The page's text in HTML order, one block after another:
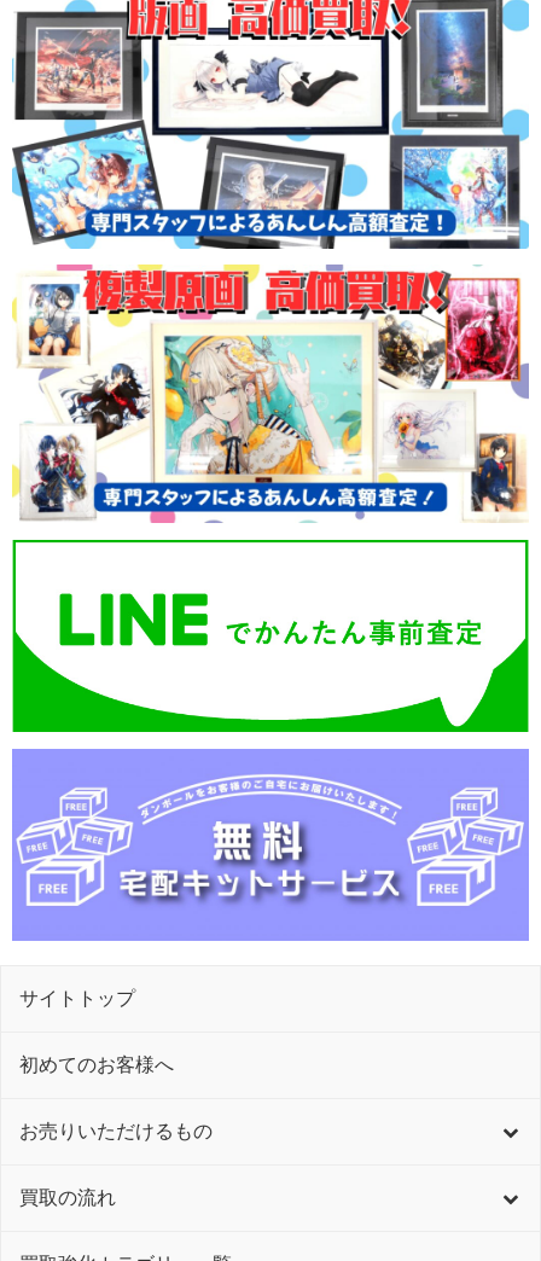
サイトトップ
初めてのお客様へ
お売りいただけるもの
買取の流れ